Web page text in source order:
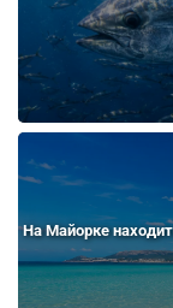
На Майорке